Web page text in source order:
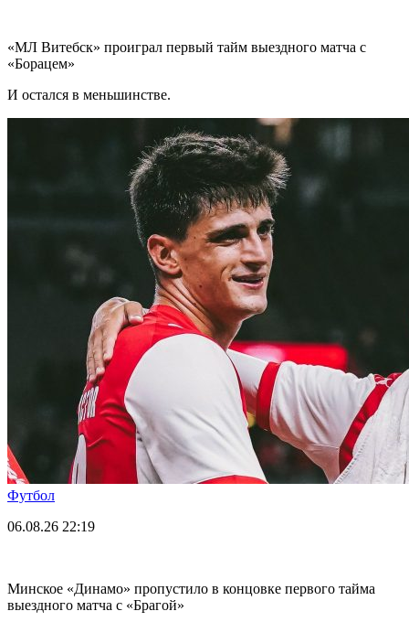
«МЛ Витебск» проиграл первый тайм выездного матча с
«Борацем»
И остался в меньшинстве.
Футбол
06.08.26 22:19
Минское «Динамо» пропустило в концовке первого тайма
выездного матча с «Брагой»